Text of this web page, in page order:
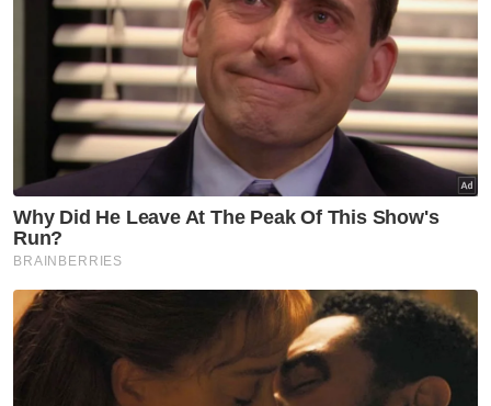
Pada PRN lepas, gabungan PH-BN berjaya
menubuhkan kerajaan negeri selepas
memenangi majoriti dua pertiga iaitu 29
kerusi daripada 40 kerusi DUN yang
dipertandingkan dengan DAP memenangi
kesemua 19 kerusi DUN yang ditandingi; PKR
(tujuh); Amanah (satu); dan BN (dua);
manakala Pakatan Nasional (PN)